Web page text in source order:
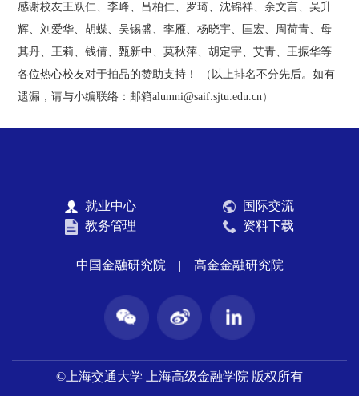
感谢校友王跃仁、李峰、吕柏仁、罗琦、沈锦祥、余文言、吴升
辉、刘爱华、胡蝶、吴锡盛、李雁、杨晓宇、匡宏、周荷青、母
其丹、王莉、钱倩、甄新中、莫秋萍、胡定宇、艾青、王振华等
各位热心校友对于拍品的赞助支持！
（以上排名不分先后。如有
遗漏，请与小编联络：邮箱alumni@saif.sjtu.edu.cn）
就业中心
国际交流
教务管理
资料下载
中国金融研究院 | 高金金融研究院
©上海交通大学 上海高级金融学院 版权所有